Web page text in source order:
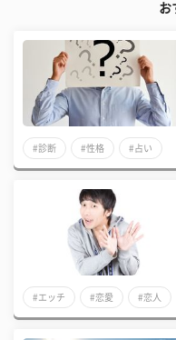
お
#診断 #性格 #占い
#エッチ #恋愛 #恋人